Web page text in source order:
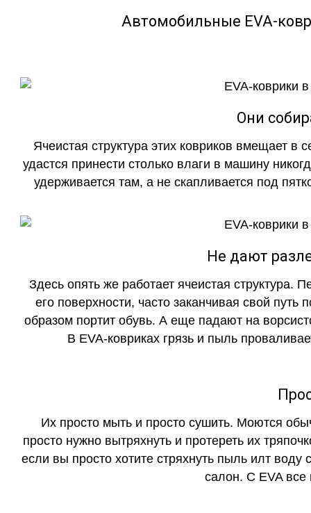
Автомобильные EVA-
Они
Ячеистая структура этих ковриков вмещает в
удастся принести столько влаги в машину
удерживается там, а не скапливается под
Не дают
Здесь опять же работает ячеистая структура.
его поверхности, часто заканчивая свой
образом портит обувь. А еще падают на
В EVA-ковриках грязь и пыль
Их просто мыть и просто сушить. Моются
просто нужно вытряхнуть и протереть их
если вы просто хотите стряхнуть пыль илт воду
салон. С EVA все